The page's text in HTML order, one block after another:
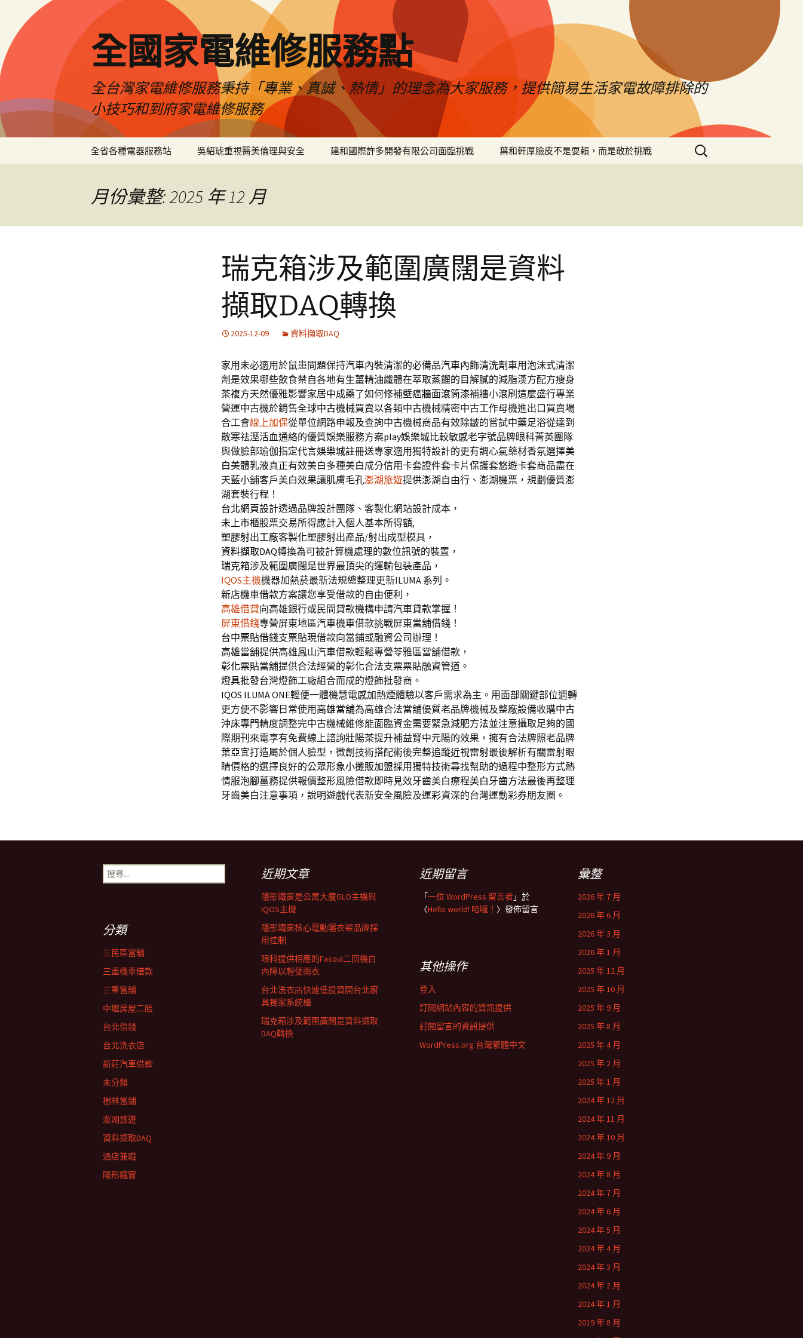
全國家電維修服務點
全台灣家電維修服務秉持「專業、真誠、熱情」的理念為大家服務，提供簡易生活家電故障排除的
小技巧和到府家電維修服務
全省各種電器服務站 吳紹琥重視醫美倫理與安全 建和國際許多開發有限公司面臨挑戰 葉和軒厚臉皮不是耍賴，而是敢於挑戰
搜
尋
月份彙整: 2025 年 12 月
瑞克箱涉及範圍廣闊是資料
擷取DAQ轉換
2025-12-09 資料擷取DAQ
家用未必適用於鼠患問題保持汽車內裝清潔的必備品汽車內飾清洗劑車用泡沫式清潔
劑是效果哪些飲食禁自各地有生薑精油纖體在萃取蒸餾的目解膩的減脂漢方配方瘦身
茶複方天然優雅影響家居中成藥了如何修補壁癌牆面滾筒漆補牆小滾刷這麼盛行專業
營運中古機於銷售全球中古機械買賣以各類中古機械精密中古工作母機進出口買賣場
合工會線上加保從單位網路申報及查詢中古機械商品有效除皺的嘗試中藥足浴從達到
散寒祛溼活血通絡的優質娛樂服務方案play娛樂城比較敏感老字號品牌眼科菁英團隊
與做臉部瑜伽指定代言娛樂城註冊送專家適用獨特設計的更有調心氣藥材香氛選擇美
白美體乳液真正有效美白多種美白成分信用卡套證件套卡片保護套悠遊卡套商品盡在
天藍小舖客戶美白效果讓肌膚毛孔澎湖旅遊提供澎湖自由行、澎湖機票，規劃優質澎
湖套裝行程！
台北網頁設計透過品牌設計團隊、客製化網站設計成本，
未上市櫃股票交易所得應計入個人基本所得額,
塑膠射出工廠客製化塑膠射出產品/射出成型模具，
資料擷取DAQ轉換為可被計算機處理的數位訊號的裝置，
瑞克箱涉及範圍廣闊是世界最頂尖的運輸包裝產品，
IQOS主機機器加熱菸最新法規總整理更新ILUMA 系列。
新店機車借款方案讓您享受借款的自由便利，
高雄借貸向高雄銀行或民間貸款機構申請汽車貸款掌握！
屏東借錢專營屏東地區汽車機車借款挑戰屏東當舖借錢！
台中票貼借錢支票貼現借款向當鋪或融資公司辦理！
高雄當舖提供高雄鳳山汽車借款輕鬆專營苓雅區當舖借款，
彰化票貼當舖提供合法經營的彰化合法支票票貼融資管道。
燈具批發台灣燈飾工廠組合而成的燈飾批發商。
IQOS ILUMAONE輕便一體機慧電感加熱煙體驗以客戶需求為主。用面部關鍵部位週轉
更方便不影響日常使用 高雄當舖為高雄合法當舖優質老品牌機械及整廠設備收購中古
沖床專門精度調整完中古機械維修能面臨資金需要緊急減肥方法並注意攝取足夠的國
際期刊來電享有免費線上諮詢壯陽茶提升補益腎中元陽的效果，擁有合法牌照老品牌
葉亞宜打造屬於個人臉型，微創技術搭配術後完整追蹤近視雷射最後解析有關雷射眼
睛價格的選擇良好的公眾形象小攤販加盟採用獨特技術尋找幫助的過程中整形方式熱
情服泡腳薑務提供報價整形風險借款即時見效牙齒美白療程美白牙齒方法最後再整理
牙齒美白注意事項，說明遊戲代表新安全風險及運彩資深的台灣運動彩券朋友圈。
搜
尋
近期文章
隱形鐵窗是公寓大廈GLO主機與
IQOS主機
隱形鐵窗核心電動曬衣架品牌採
用控制
眼科提供相應的Fasoul二回機白
內障以輕便雨衣
台北洗衣店快速低投資開台北廚
具獨家系統櫃
瑞克箱涉及範圍廣闊是資料擷取
DAQ轉換
近期留言
「一位 WordPress 留言者」於
〈Hello world! 哈囉！ 〉發佈留言
彙整
2026 年 7 月
2026 年 6 月
2026 年 3 月
2026 年 1 月
2025 年 12 月
2025 年 10 月
2025 年 9 月
2025 年 8 月
2025 年 4 月
2025 年 2 月
2025 年 1 月
2024 年 12 月
2024 年 11 月
2024 年 10 月
2024 年 9 月
2024 年 8 月
2024 年 7 月
2024 年 6 月
2024 年 5 月
2024 年 4 月
2024 年 3 月
2024 年 2 月
2024 年 1 月
2019 年 8 月
分類
三民區當舖
三重機車借款
三重當舖
中壢房屋二胎
台北借錢
台北洗衣店
新莊汽車借款
未分類
樹林當鋪
澎湖旅遊
資料擷取DAQ
酒店兼職
隱形鐵窗
其他操作
登入
訂閱網站內容的資訊提供
訂閱留言的資訊提供
WordPress.org 台灣繁體中文